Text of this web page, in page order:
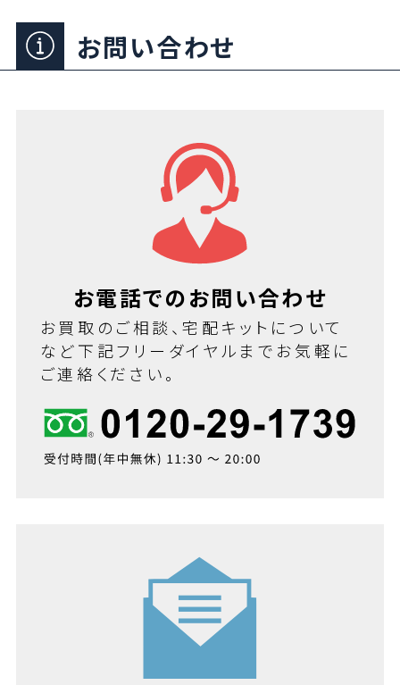
お問い合わせ
お電話でのお問い合わせ
お買取のご相談、宅配キットについて
など下記フリーダイヤルまでお気軽に
ご連絡ください。